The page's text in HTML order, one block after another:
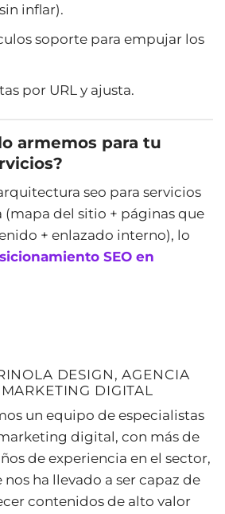
inflar).
soporte para empujar los
por URL y ajusta.
armemos para tu
seo para servicios
(mapa del sitio + páginas que
+ enlazado interno), lo
SEO en
DESIGN, AGENCIA
DIGITAL
un equipo de especialistas
digital, con más de
de experiencia en el sector,
nos ha llevado a ser capaz de
contenidos de alto valor